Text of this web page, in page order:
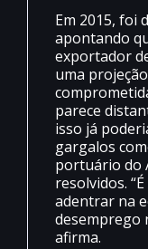
Em 2015, foi
apontando
exportador
uma
parece
isso já
gargalos
portuário do
resolvidos.
adentrar na
desemprego
afirma.